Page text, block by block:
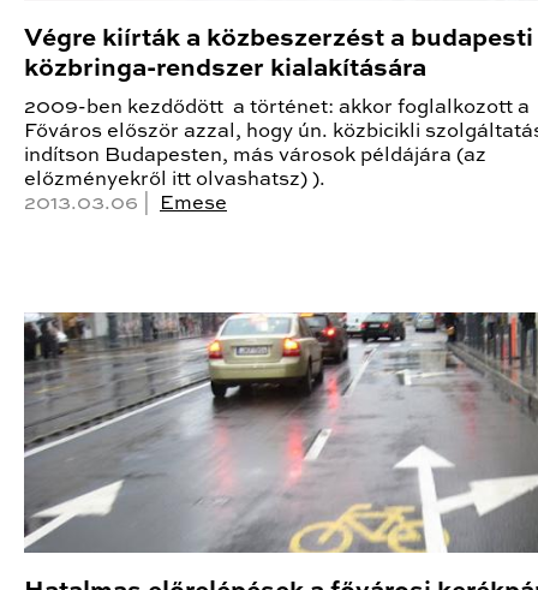
Végre kiírták a közbeszerzést a budapesti
közbringa-rendszer kialakítására
2009-ben kezdődött a történet: akkor foglalkozott a
Főváros először azzal, hogy ún. közbicikli
indítson Budapesten, más városok példájára (az
előzményekről itt olvashatsz) ).
2013.03.06 |
Emese